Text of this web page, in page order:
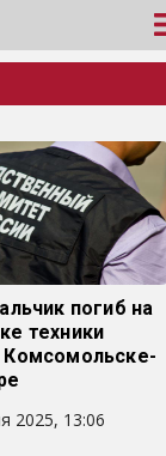
погиб на
техники
2025, 13:06